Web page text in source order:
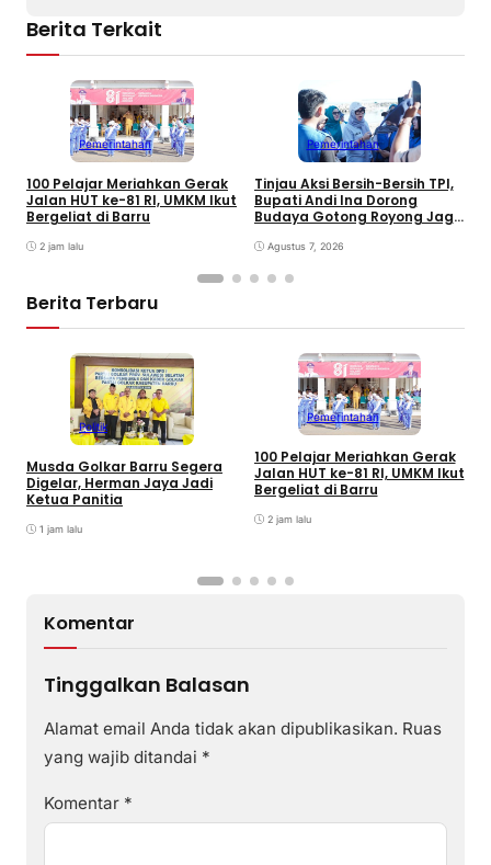
Berita Terkait
Pemerintahan
100 Pelajar Meriahkan Gerak
Jalan HUT ke-81 RI, UMKM Ikut
Bergeliat di Barru
2 jam lalu
Pemerintahan
Tinjau Aksi Bersih-Bersih TPI,
Bupati Andi Ina Dorong
Budaya Gotong Royong Jaga
Agustus 7, 2026
Berita Terbaru
Politik
Musda Golkar Barru Segera
Digelar, Herman Jaya Jadi
Ketua Panitia
1 jam lalu
Pemerintahan
100 Pelajar Meriahkan Gerak
Jalan HUT ke-81 RI, UMKM Ikut
Bergeliat di Barru
2 jam lalu
Komentar
Tinggalkan Balasan
Alamat email Anda tidak akan dipublikasikan. Ruas
yang wajib ditandai *
Komentar *